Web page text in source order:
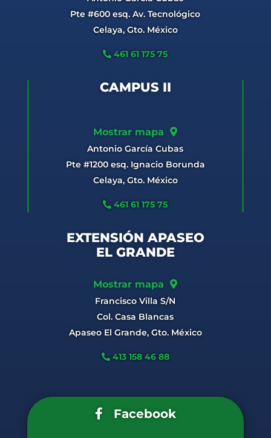
Pte #600 esq. Av. Tecnológico
Celaya, Gto. México
461 61 175 75
CAMPUS II
Mostrar mapa
Antonio García Cubas
Pte #1200 esq. Ignacio Borunda
Celaya, Gto. México
461 61 175 75
EXTENSIÓN APASEO
EL GRANDE
Mostrar mapa
Francisco Villa S/N
Col. Casa Blancas
Apaseo El Grande, Gto. México
413 158 46 88
Facebook